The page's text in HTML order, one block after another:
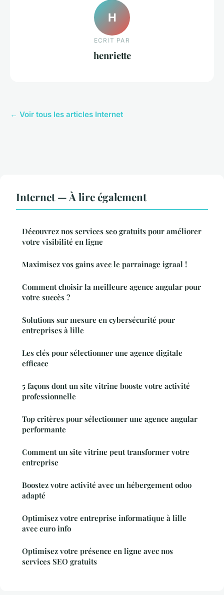
H
ECRIT PAR
henriette
← Voir tous les articles Internet
Internet — À lire également
Découvrez nos services seo gratuits pour améliorer
votre visibilité en ligne
Maximisez vos gains avec le parrainage igraal !
Comment choisir la meilleure agence angular pour
votre succès ?
Solutions sur mesure en cybersécurité pour
entreprises à lille
Les clés pour sélectionner une agence digitale
efficace
5 façons dont un site vitrine booste votre activité
professionnelle
Top critères pour sélectionner une agence angular
performante
Comment un site vitrine peut transformer votre
entreprise
Boostez votre activité avec un hébergement odoo
adapté
Optimisez votre entreprise informatique à lille
avec euro info
Optimisez votre présence en ligne avec nos
services SEO gratuits